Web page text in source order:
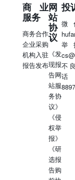
商业
服务
商务合作
企业采购
机构入驻
报告发布
网
站
协
议
《发
现报
告网
站服
务协
议》
《侵
权举
报》
《研
选报
告购
投
微
举
不